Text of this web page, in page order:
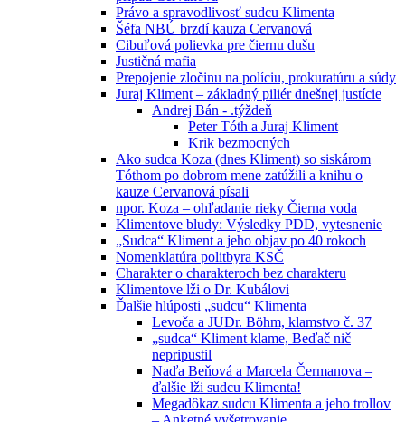
Právo a spravodlivosť sudcu Klimenta
Šéfa NBÚ brzdí kauza Cervanová
Cibuľová polievka pre čiernu dušu
Justičná mafia
Prepojenie zločinu na políciu, prokuratúru a súdy
Juraj Kliment – základný piliér dnešnej justície
Andrej Bán - .týždeň
Peter Tóth a Juraj Kliment
Krik bezmocných
Ako sudca Koza (dnes Kliment) so siskárom
Tóthom po dobrom mene zatúžili a knihu o
kauze Cervanová písali
npor. Koza – ohľadanie rieky Čierna voda
Klimentove bludy: Výsledky PDD, vytesnenie
„Sudca“ Kliment a jeho objav po 40 rokoch
Nomenklatúra politbyra KSČ
Charakter o charakteroch bez charakteru
Klimentove lži o Dr. Kubálovi
Ďalšie hlúposti „sudcu“ Klimenta
Levoča a JUDr. Böhm, klamstvo č. 37
„sudca“ Kliment klame, Beďač nič
nepripustil
Naďa Beňová a Marcela Čermanova –
ďalšie lži sudcu Klimenta!
Megadôkaz sudcu Klimenta a jeho trollov